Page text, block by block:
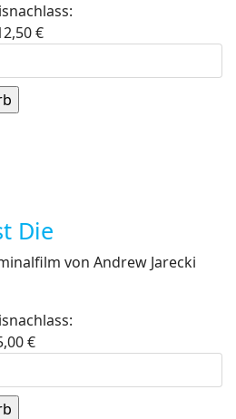
€
Die
von Andrew Jarecki
€